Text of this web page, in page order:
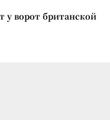
у ворот британской